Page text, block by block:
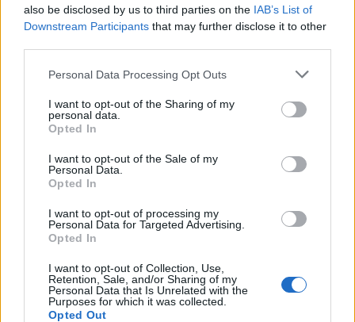
also be disclosed by us to third parties on the IAB’s List of
Downstream Participants that may further disclose it to other
Personal Data Processing Opt Outs
I want to opt-out of the Sharing of my
personal data.
Opted In
I want to opt-out of the Sale of my
Personal Data.
Opted In
I want to opt-out of processing my
Personal Data for Targeted Advertising.
Opted In
I want to opt-out of Collection, Use,
Retention, Sale, and/or Sharing of my
Personal Data that Is Unrelated with the
Purposes for which it was collected.
Opted Out
Нужно ли будет делать новую eID-карту?
LVRTC отвечает на вопросы об
изменениях, ожидающих часть общества
Без диплома, без работы и бывший
убийца!? Неужели действительно любой
может баллотироваться на выборах в
Сейм, объясняет адвокат
настоящим кошмаром — будь готов уже
сейчас!
Читать другие новости